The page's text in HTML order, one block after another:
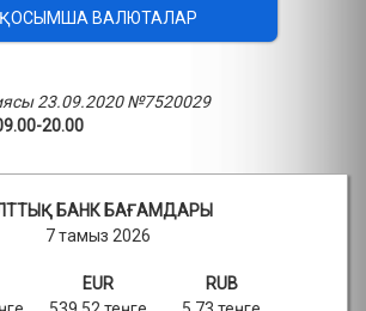
ҚОСЫМША ВАЛЮТАЛАР
23.09.2020 №7520029
20.00
БАНК БАҒАМДАРЫ
7 тамыз 2026
EUR
RUB